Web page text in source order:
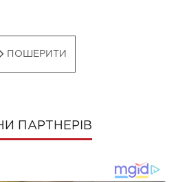
ПОШЕРИТИ
ПАРТНЕРІВ